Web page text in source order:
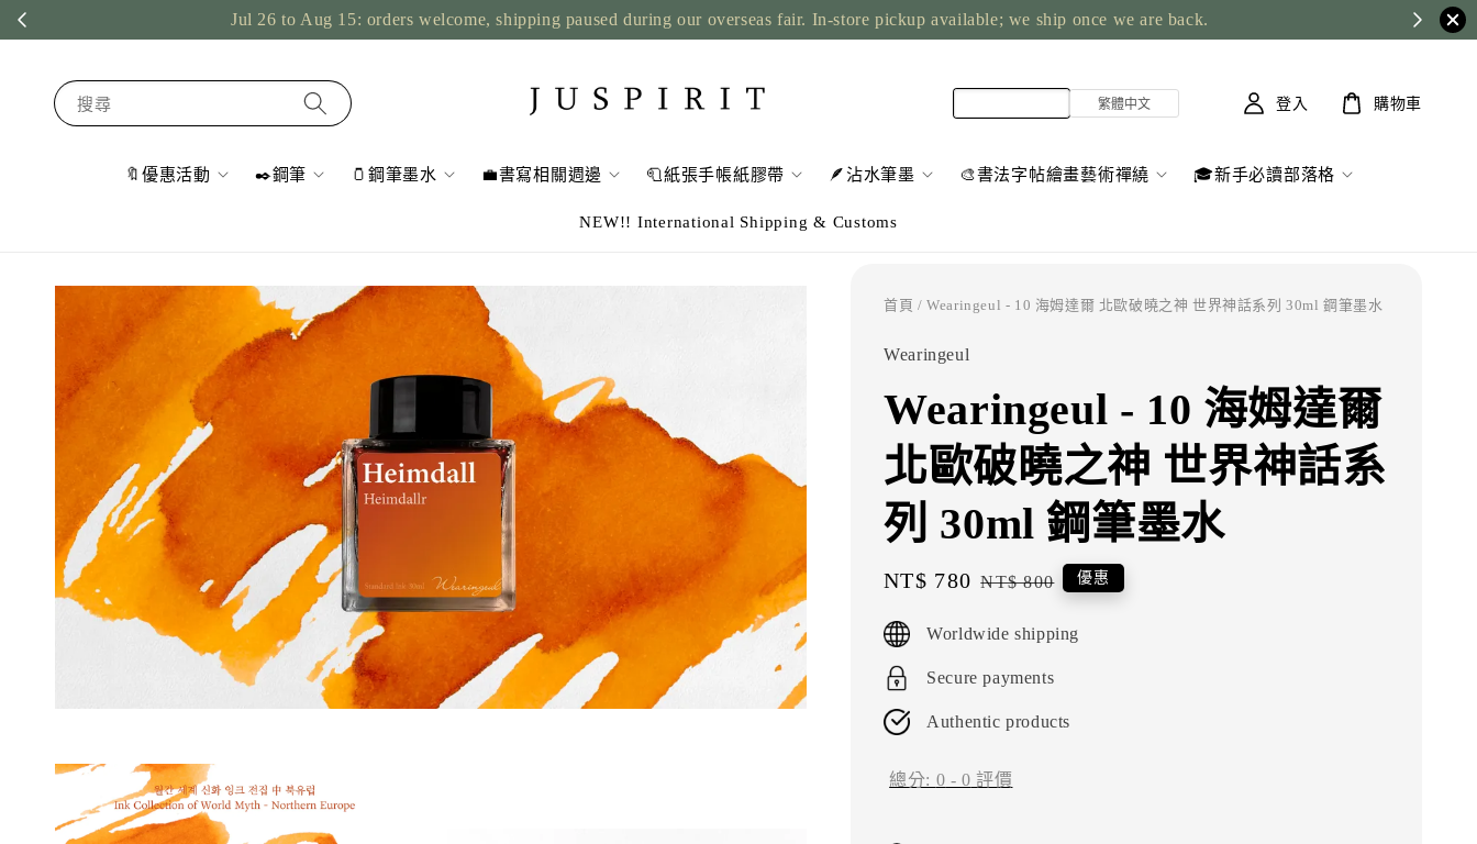
Jul 26 to Aug 15: orders welcome, shipping paused during our overseas fair. In-store pickup available; we ship once we are back.
搜尋
🔖優惠活動 ✒️鋼筆 🫙鋼筆墨水 💼書寫相關週邊 🧻紙張手帳紙膠帶 🪶沾水筆墨 🎨書法字帖繪畫藝術禪繞 🎓新手必讀部落格
NEW!! International Shipping & Customs
登入 購物車
首頁 / Wearingeul - 10 海姆達爾 北歐破曉之神 世界神話系列 30ml 鋼筆墨水
Wearingeul
Wearingeul - 10 海姆達爾
北歐破曉之神 世界神話系
列 30ml 鋼筆墨水
Sale
NT$ 780 Regular
NT$ 800 優惠
Worldwide shipping
Secure payments
Authentic products
總分: 0 -0 評價